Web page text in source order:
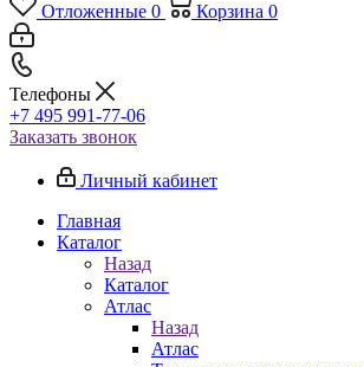
Отложенные 0 Корзина 0
Телефоны
+7 495 991-77-06
Заказать звонок
Личный кабинет
Главная
Каталог
Назад
Каталог
Атлас
Назад
Атлас